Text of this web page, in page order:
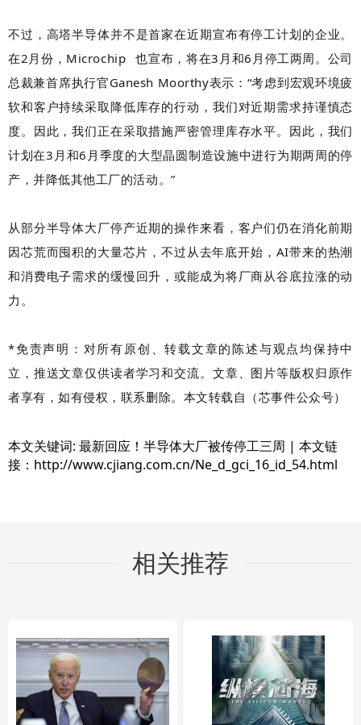
不过，高塔半导体并不是首家在近期宣布有停工计划的企业。
在2月份， Microchip
也宣布，将在3月和6月停工两周。公司
总裁兼首席执行官Ganesh Moorthy表示：“考虑到宏观环境疲
软和客户持续采取降低库存的行动，我们对近期需求持谨慎态
度。因此，我们正在采取措施严密管理库存水平。因此，我们
计划在3月和6月季度的大型晶圆制造设施中进行为期两周的停
产，并降低其他工厂的活动。”
从部分半导体大厂停产近期的操作来看，客户们仍在消化前期
因芯荒而囤积的大量芯片，不过从去年底开始，AI带来的热潮
和消费电子需求的缓慢回升，或能成为将厂商从谷底拉涨的动
力。
*免责声明：对所有原创、转载文章的陈述与观点均保持中
立，推送文章仅供读者学习和交流。文章、图片等版权归原作
者享有，如有侵权，联系删除。本文转载自（芯事件公众号）
本文关键词: 最新回应！半导体大厂被传停工三周 | 本文链
接：http://www.cjiang.com.cn/Ne_d_gci_16_id_54.html
相关推荐